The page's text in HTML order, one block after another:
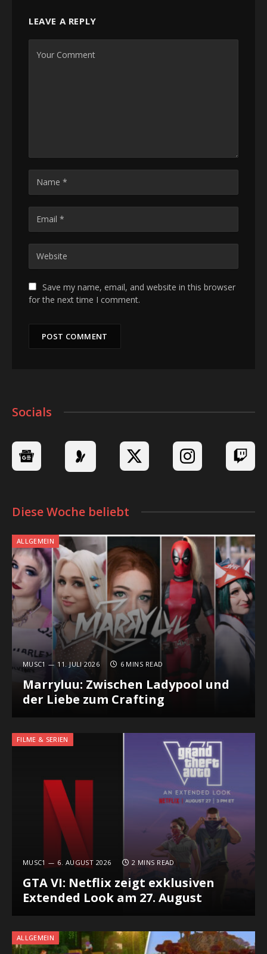
LEAVE A REPLY
Save my name, email, and website in this browser
for the next time I comment.
Socials
Diese Woche beliebt
ALLGEMEIN
MUSC1 11. JULI 2026 6 MINS READ
Marryluu: Zwischen Ladypool und
der Liebe zum Crafting
FILME & SERIEN
MUSC1 6. AUGUST 2026 2 MINS READ
GTA VI: Netflix zeigt exklusiven
Extended Look am 27. August
ALLGEMEIN